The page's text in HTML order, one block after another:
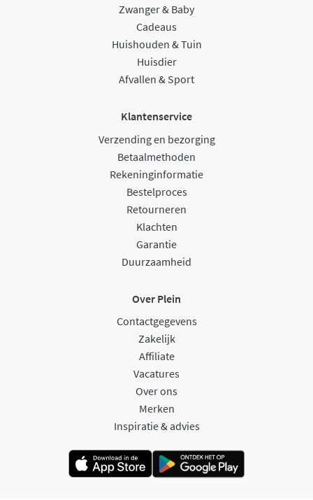
Zwanger & Baby
Cadeaus
Huishouden & Tuin
Huisdier
Afvallen & Sport
Klantenservice
Verzending en bezorging
Betaalmethoden
Rekeninginformatie
Bestelproces
Retourneren
Klachten
Garantie
Duurzaamheid
Over Plein
Contactgegevens
Zakelijk
Affiliate
Vacatures
Over ons
Merken
Inspiratie & advies